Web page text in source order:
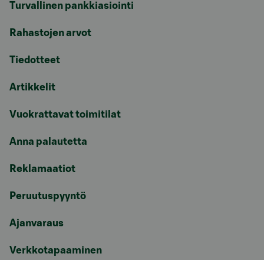
Turvallinen pankkiasiointi
Rahastojen arvot
Tiedotteet
Artikkelit
Vuokrattavat toimitilat
Anna palautetta
Reklamaatiot
Peruutuspyyntö
Ajanvaraus
Verkkotapaaminen